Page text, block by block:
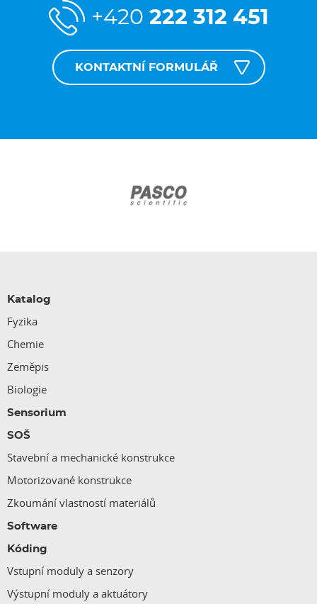
+420 222 312 451
KONTAKTNÍ FORMULÁŘ
Katalog
Fyzika
Chemie
Zeměpis
Biologie
Sensorium
SOŠ
Stavební a mechanické konstrukce
Motorizované konstrukce
Zkoumání vlastností materiálů
Software
Kóding
Vstupní moduly a senzory
Výstupní moduly a aktuátory